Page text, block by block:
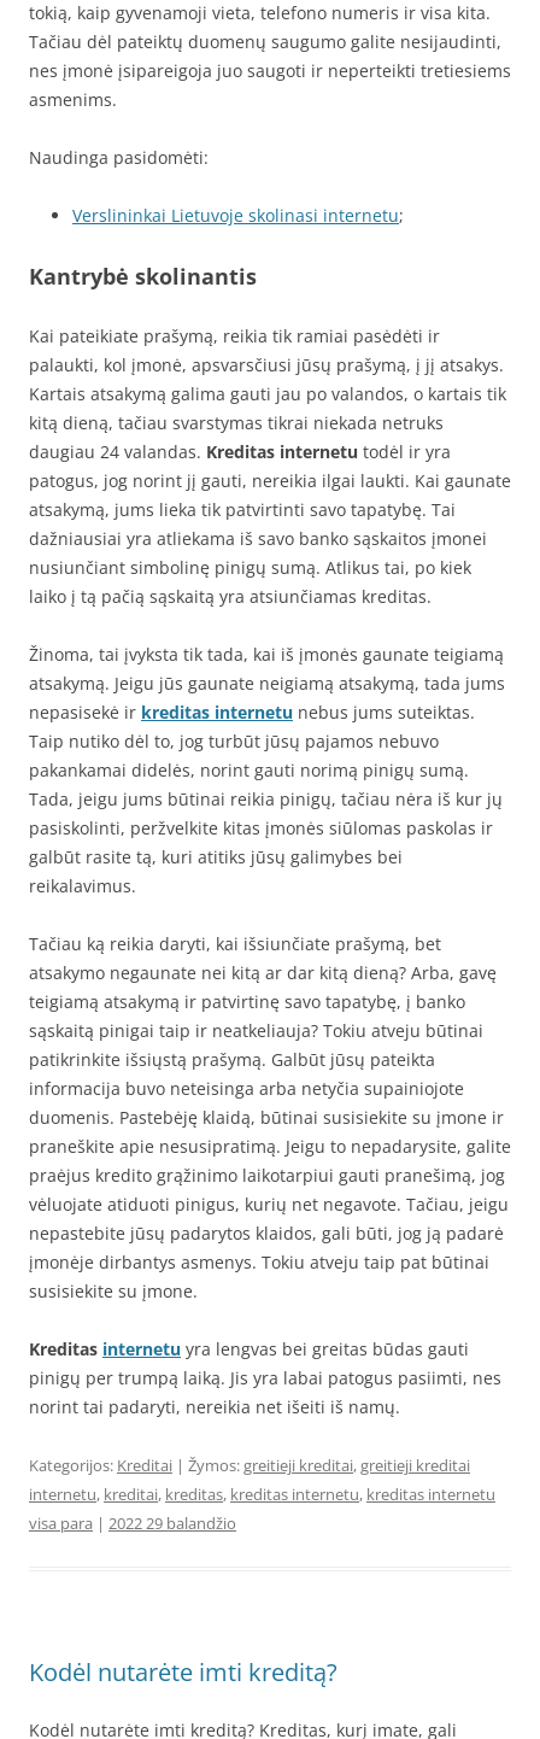
tokią, kaip gyvenamoji vieta, telefono numeris ir visa kita.
Tačiau dėl pateiktų duomenų saugumo galite nesijaudinti,
nes įmonė įsipareigoja juo saugoti ir neperteikti tretiesiems
asmenims.
Naudinga pasidomėti:
Verslininkai Lietuvoje skolinasi internetu;
Kantrybė skolinantis
Kai pateikiate prašymą, reikia tik ramiai pasėdėti ir
palaukti, kol įmonė, apsvarsčiusi jūsų prašymą, į jį atsakys.
Kartais atsakymą galima gauti jau po valandos, o kartais tik
kitą dieną, tačiau svarstymas tikrai niekada netruks
daugiau 24 valandas. Kreditas internetu todėl ir yra
patogus, jog norint jį gauti, nereikia ilgai laukti. Kai gaunate
atsakymą, jums lieka tik patvirtinti savo tapatybę. Tai
dažniausiai yra atliekama iš savo banko sąskaitos įmonei
nusiunčiant simbolinę pinigų sumą. Atlikus tai, po kiek
laiko į tą pačią sąskaitą yra atsiunčiamas kreditas.
Žinoma, tai įvyksta tik tada, kai iš įmonės gaunate teigiamą
atsakymą. Jeigu jūs gaunate neigiamą atsakymą, tada jums
nepasisekė ir kreditas internetu nebus jums suteiktas.
Taip nutiko dėl to, jog turbūt jūsų pajamos nebuvo
pakankamai didelės, norint gauti norimą pinigų sumą.
Tada, jeigu jums būtinai reikia pinigų, tačiau nėra iš kur jų
pasiskolinti, peržvelkite kitas įmonės siūlomas paskolas ir
galbūt rasite tą, kuri atitiks jūsų galimybes bei
reikalavimus.
Tačiau ką reikia daryti, kai išsiunčiate prašymą, bet
atsakymo negaunate nei kitą ar dar kitą dieną? Arba, gavę
teigiamą atsakymą ir patvirtinę savo tapatybę, į banko
sąskaitą pinigai taip ir neatkeliauja? Tokiu atveju būtinai
patikrinkite išsiųstą prašymą. Galbūt jūsų pateikta
informacija buvo neteisinga arba netyčia supainiojote
duomenis. Pastebėję klaidą, būtinai susisiekite su įmone ir
praneškite apie nesusipratimą. Jeigu to nepadarysite, galite
praėjus kredito grąžinimo laikotarpiui gauti pranešimą, jog
vėluojate atiduoti pinigus, kurių net negavote. Tačiau, jeigu
nepastebite jūsų padarytos klaidos, gali būti, jog ją padarė
įmonėje dirbantys asmenys. Tokiu atveju taip pat būtinai
susisiekite su įmone.
Kreditas internetu yra lengvas bei greitas būdas gauti
pinigų per trumpą laiką. Jis yra labai patogus pasiimti, nes
norint tai padaryti, nereikia net išeiti iš namų.
Kategorijos: Kreditai | Žymos:greitieji kreditai,greitieji kreditai
internetu, kreditai, kreditas, kreditas internetu, kreditas internetu
visa para | 2022 29 balandžio
Kodėl nutarėte imti kreditą?
Kodėl nutarėte imti kreditą? Kreditas, kurį imate, gali